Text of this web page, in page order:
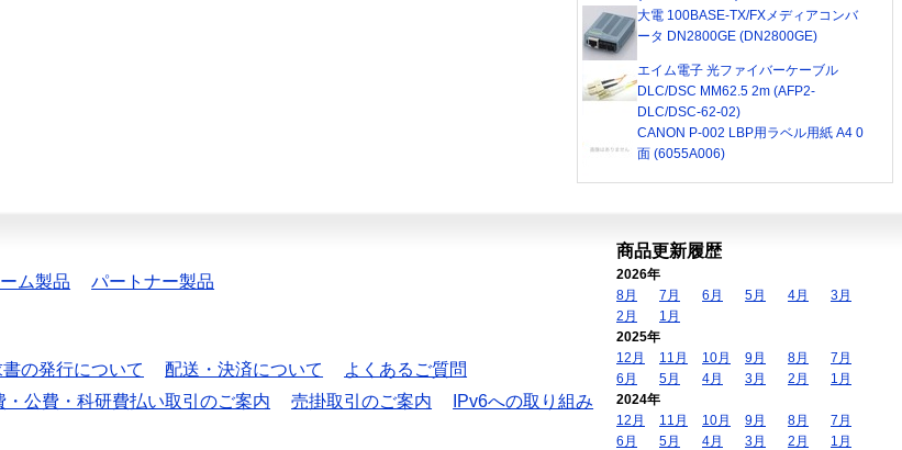
大電 100BASE-TX/FXメディアコンバ
ータ DN2800GE (DN2800GE)
エイム電子 光ファイバーケーブル
DLC/DSC MM62.5 2m (AFP2-
DLC/DSC-62-02)
CANON P-002 LBP用ラベル用紙 A4 0
面 (6055A006)
ム製品 パートナー製品
の発行について 配送・決済について
よくあるご質問
・公費・科研費払い取引のご案内 売掛取引のご案内
IPv6への取り組み
商品更新履歴
2026年
8月
7月 6月 5月 4月
3月
2月
1月
2025年
12月
11月 10月 9月 8月
7月
6月
5月 4月 3月 2月
1月
2024年
12月
11月 10月 9月 8月
7月
6月
5月 4月 3月 2月
1月